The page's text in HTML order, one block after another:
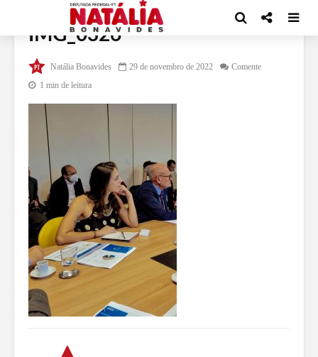
IMG_0326
Natália Bonavides 29 de novembro de 2022
Comente
1 min de leitura